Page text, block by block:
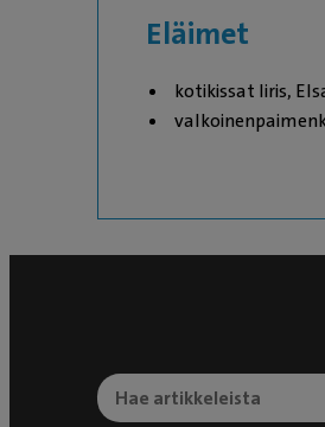
Eläimet
kotikissat Iiris,